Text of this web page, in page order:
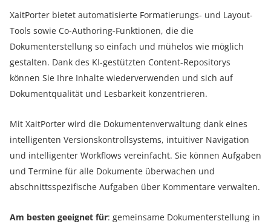
XaitPorter bietet automatisierte Formatierungs- und Layout-
Tools sowie Co-Authoring-Funktionen, die die
Dokumenterstellung so einfach und mühelos wie möglich
gestalten. Dank des KI-gestützten Content-Repositorys
können Sie Ihre Inhalte wiederverwenden und sich auf
Dokumentqualität und Lesbarkeit konzentrieren.
Mit XaitPorter wird die Dokumentenverwaltung dank eines
intelligenten Versionskontrollsystems, intuitiver Navigation
und intelligenter Workflows vereinfacht. Sie können Aufgaben
und Termine für alle Dokumente überwachen und
abschnittsspezifische Aufgaben über Kommentare verwalten.
Am besten geeignet für: gemeinsame Dokumenterstellung in